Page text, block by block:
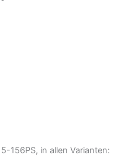
156PS, in allen Varianten: